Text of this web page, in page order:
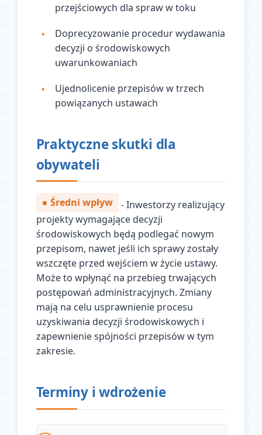
przejściowych dla spraw w toku
Doprecyzowanie procedur wydawania
decyzji o środowiskowych
uwarunkowaniach
Ujednolicenie przepisów w trzech
powiązanych ustawach
Praktyczne skutki dla
obywateli
Średni wpływ
- Inwestorzy realizujący
projekty wymagające decyzji
środowiskowych będą podlegać nowym
przepisom, nawet jeśli ich sprawy zostały
wszczęte przed wejściem w życie ustawy.
Może to wpłynąć na przebieg trwających
postępowań administracyjnych. Zmiany
mają na celu usprawnienie procesu
uzyskiwania decyzji środowiskowych i
zapewnienie spójności przepisów w tym
zakresie.
Terminy i wdrożenie